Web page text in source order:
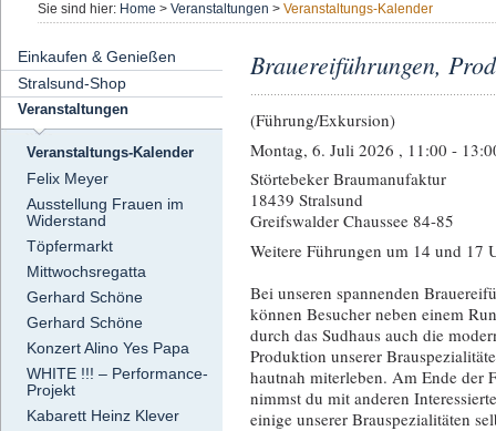
Sie sind hier: Home > Veranstaltungen > Veranstaltungs-Kalender
Einkaufen & Genießen
Stralsund-Shop
Veranstaltungen
Veranstaltungs-Kalender
Felix Meyer
Ausstellung Frauen im
Widerstand
Töpfermarkt
Mittwochsregatta
Gerhard Schöne
Gerhard Schöne
Konzert Alino Yes Papa
WHITE !!! – Performance-
Projekt
Kabarett Heinz Klever
Brauereiführungen,
(Führung/Exkursion)
Montag, 6. Juli 2026 , 11:00 -
Störtebeker Braumanufaktur
18439 Stralsund
Greifswalder Chaussee 84-85
Weitere Führungen um 14 und 17
Bei unseren spannenden
können Besucher neben einem
durch das Sudhaus auch die
Produktion unserer
hautnah miterleben. Am Ende der
nimmst du mit anderen
einige unserer Brauspezialitäten